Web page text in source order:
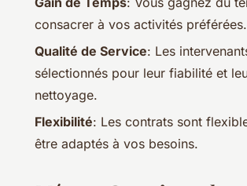
consacrer à vos activités préférées.
Qualité de Service: Les
sélectionnés pour leur fiabilité et
nettoyage.
Flexibilité: Les contrats sont
être adaptés à vos besoins.